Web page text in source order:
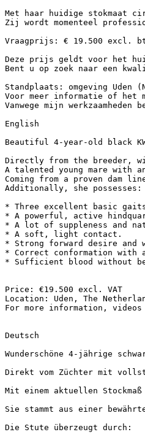
Met haar huidige stokmaat
Zij wordt momenteel
Vraagprijs: € 19.500 excl.
Deze prijs geldt voor het
Bent u op zoek naar een
Standplaats: omgeving Uden
Voor meer informatie of het
Vanwege mijn
English
Beautiful 4-year-old black
Directly from the breeder,
A talented young mare
Coming from a proven dam
Additionally, she possesses:
* Three excellent basic
* A powerful, active
* A lot of suppleness and
* A soft, light contact.
* Strong forward desire and
* Correct conformation with
* Sufficient blood without
Price: €19.500 excl. VAT
Location: Uden, The
For more information,
Deutsch
Wunderschöne 4-jährige
Direkt vom Züchter mit
Mit einem aktuellen
Sie stammt aus einer
Die Stute überzeugt durch: